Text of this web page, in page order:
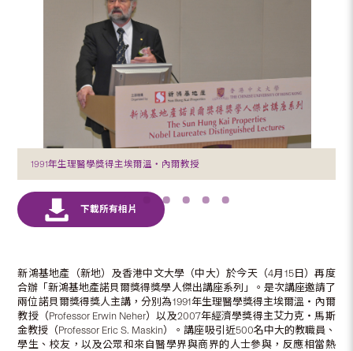
1991年生理醫學獎得主埃爾溫‧內爾教授
新鴻基地產（新地）及香港中文大學（中大）於今天（4月15日）再度
合辦「新鴻基地產諾貝爾獎得獎學人傑出講座系列」。是次講座邀請了
兩位諾貝爾獎得獎人主講，分別為1991年生理醫學獎得主埃爾溫‧內爾
教授（Professor Erwin Neher）以及2007年經濟學獎得主艾力克‧馬斯
金教授（Professor Eric S. Maskin）。講座吸引近500名中大的教職員、
學生、校友，以及公眾和來自醫學界與商界的人士參與，反應相當熱